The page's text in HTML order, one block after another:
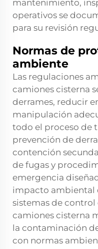
mantenimiento,
operativos se
para su revisión
Normas de
ambiente
Las regulaciones
camiones cisterna
derrames, reducir
manipulación
todo el proceso de
prevención de
contención
de fugas y
emergencia
impacto ambiental
sistemas de control
camiones cisterna
la contaminación
con normas